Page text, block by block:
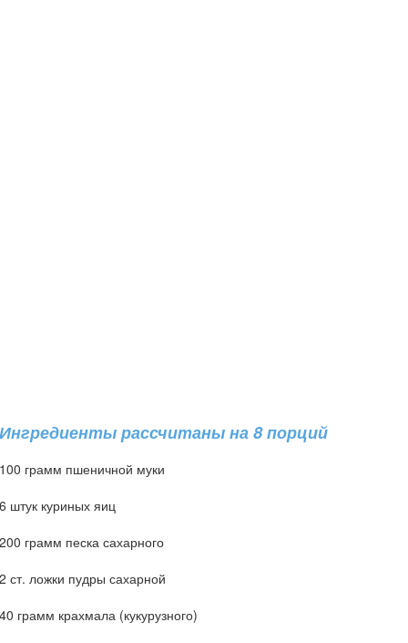
Ингредиенты рассчитаны на 8 порций
100 грамм пшеничной муки
6 штук куриных яиц
200 грамм песка сахарного
2 ст. ложки пудры сахарной
40 грамм крахмала (кукурузного)